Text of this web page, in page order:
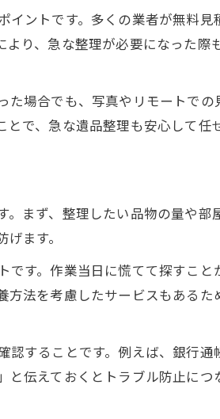
識しよう
に防ぐコツ
さない方法
も忘れずに
料金体系
イント
ッフの対応
ートが安心
チェック項目
度を見極める
ントです。多くの業者が無料
り、急な整理が必要になった際
場合でも、写真やリモートで
で、急な遺品整理も安心して任
まず、整理したい品物の量や部
ます。
す。作業当日に慌てて探すこ
法を考慮したサービスもあるた
することです。例えば、銀行
伝えておくとトラブル防止につ